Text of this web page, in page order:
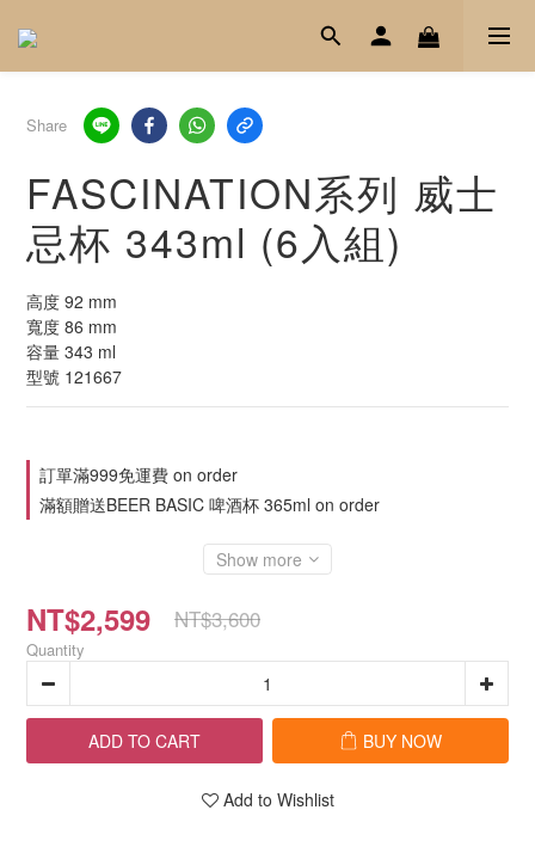
Share
FASCINATION系列 威士
忌杯 343ml (6入組)
高度 92 mm
寬度 86 mm
容量 343 ml
型號 121667
訂單滿999免運費 on order
滿額贈送BEER BASIC 啤酒杯 365ml on order
Show more
NT$2,599 NT$3,600
Quantity
ADD TO CART BUY NOW
Add to Wishlist